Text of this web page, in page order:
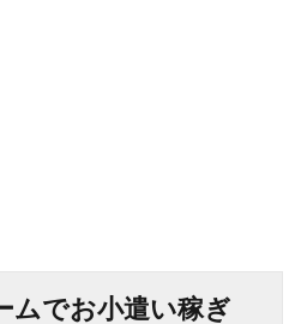
ムでお小遣い稼ぎ